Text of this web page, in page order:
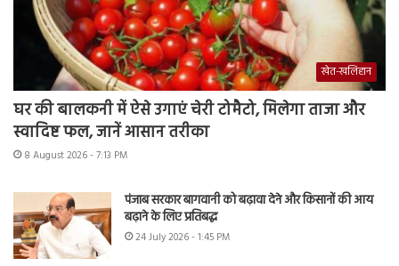
खेत-खलिहान
घर की बालकनी में ऐसे उगाएं चेरी टोमैटो, मिलेगा ताजा और
स्वादिष्ट फल, जानें आसान तरीका
8 August 2026 - 7:13 PM
पंजाब सरकार बागवानी को बढ़ावा देने और किसानों की आय
बढ़ाने के लिए प्रतिबद्ध
24 July 2026 - 1:45 PM